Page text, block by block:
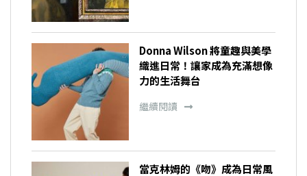
Donna Wilson 將童趣與美學
織進日常！讓家成為充滿想像
力的生活舞台
繼續閱讀
當克林姆的《吻》成為日常風